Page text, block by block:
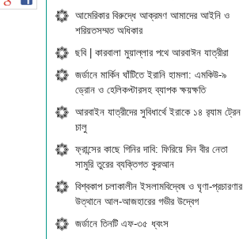
আমেরিকার বিরুদ্ধে আক্রমণ আমাদের আইনি ও
শরিয়তসম্মত অধিকার
ছবি | কারবালা মুয়াল্লার পথে আরবাঈন যাত্রীরা
জর্ডানে মার্কিন ঘাঁটিতে ইরানি হামলা: এমকিউ-৯
ড্রোন ও হেলিকপ্টারসহ ব্যাপক ক্ষয়ক্ষতি
আরবাইন যাত্রীদের সুবিধার্থে ইরাকে ১৪ র‍্যাম ট্রেন
চালু
ফ্রান্সের কাছে গিনির দাবি: ফিরিয়ে দিন বীর নেতা
সামুরি তুরের ব্যক্তিগত কুরআন
বিশ্বকাপ চলাকালীন ইসলামবিদ্বেষ ও ঘৃণা-প্রচারণার
উত্থানে আল-আজহারের গভীর উদ্বেগ
জর্ডানে তিনটি এফ-৩৫ ধ্বংস